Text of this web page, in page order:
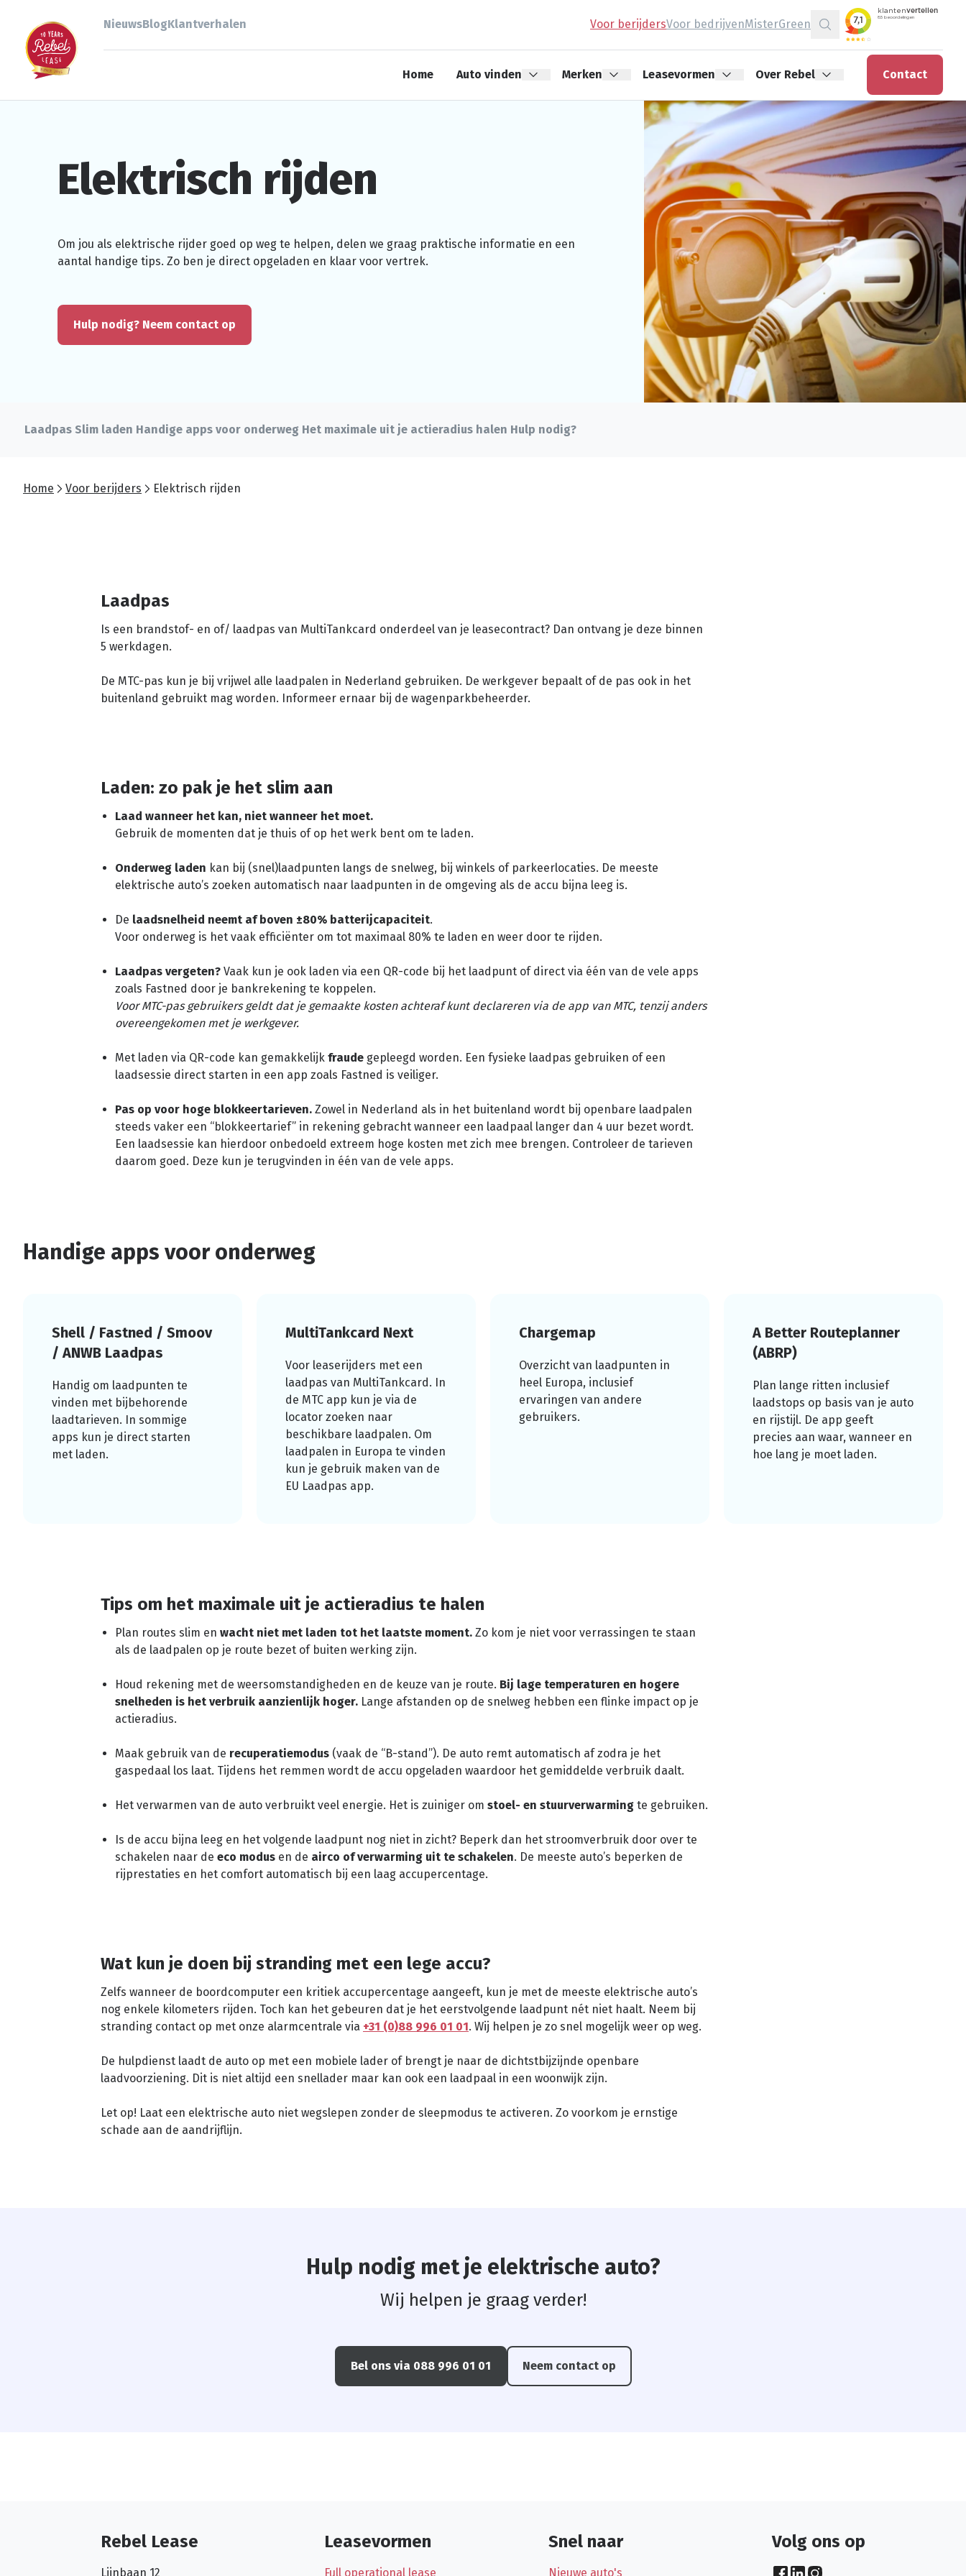
NieuwsBlogKlantverhalen Voor berijdersVoor bedrijvenMisterGreen
Zoeken
Home Auto vinden Merken Leasevormen Over Rebel Contact
Elektrisch rijden
Om jou als elektrische rijder goed op weg te helpen, delen we graag praktische informatie en een
aantal handige tips. Zo ben je direct opgeladen en klaar voor vertrek.
Hulp nodig? Neem contact op
Laadpas Slim laden Handige apps voor onderweg Het maximale uit je actieradius halen Hulp nodig?
Home Voor berijders Elektrisch rijden
Laadpas
Is een brandstof- en of/ laadpas van MultiTankcard onderdeel van je leasecontract? Dan ontvang je deze binnen
5 werkdagen.
De MTC-pas kun je bij vrijwel alle laadpalen in Nederland gebruiken. De werkgever bepaalt of de pas ook in het
buitenland gebruikt mag worden. Informeer ernaar bij de wagenparkbeheerder.
Laden: zo pak je het slim aan
Laad wanneer het kan, niet wanneer het moet.
Gebruik de momenten dat je thuis of op het werk bent om te laden.
Onderweg laden kan bij (snel)laadpunten langs de snelweg, bij winkels of parkeerlocaties. De meeste
elektrische auto’s zoeken automatisch naar laadpunten in de omgeving als de accu bijna leeg is.
De laadsnelheid neemt af boven ±80% batterijcapaciteit.
Voor onderweg is het vaak efficiënter om tot maximaal 80% te laden en weer door te rijden.
Laadpas vergeten? Vaak kun je ook laden via een QR-code bij het laadpunt of direct via één van de vele apps
zoals Fastned door je bankrekening te koppelen.
Voor MTC-pas gebruikers geldt dat je gemaakte kosten achteraf kunt declareren via de app van MTC, tenzij anders
overeengekomen met je werkgever.
Met laden via QR-code kan gemakkelijk fraude gepleegd worden. Een fysieke laadpas gebruiken of een
laadsessie direct starten in een app zoals Fastned is veiliger.
Pas op voor hoge blokkeertarieven. Zowel in Nederland als in het buitenland wordt bij openbare laadpalen
steeds vaker een “blokkeertarief” in rekening gebracht wanneer een laadpaal langer dan 4 uur bezet wordt.
Een laadsessie kan hierdoor onbedoeld extreem hoge kosten met zich mee brengen. Controleer de tarieven
daarom goed. Deze kun je terugvinden in één van de vele apps.
Handige apps voor onderweg
Shell / Fastned / Smoov
/ ANWB Laadpas
Handig om laadpunten te
vinden met bijbehorende
laadtarieven. In sommige
apps kun je direct starten
met laden.
MultiTankcard Next
Voor leaserijders met een
laadpas van MultiTankcard. In
de MTC app kun je via de
locator zoeken naar
beschikbare laadpalen. Om
laadpalen in Europa te vinden
kun je gebruik maken van de
EU Laadpas app.
Chargemap
Overzicht van laadpunten in
heel Europa, inclusief
ervaringen van andere
gebruikers.
A Better Routeplanner
(ABRP)
Plan lange ritten inclusief
laadstops op basis van je auto
en rijstijl. De app geeft
precies aan waar, wanneer en
hoe lang je moet laden.
Tips om het maximale uit je actieradius te halen
Plan routes slim en wacht niet met laden tot het laatste moment. Zo kom je niet voor verrassingen te staan
als de laadpalen op je route bezet of buiten werking zijn.
Houd rekening met de weersomstandigheden en de keuze van je route. Bij lage temperaturen en hogere
snelheden is het verbruik aanzienlijk hoger. Lange afstanden op de snelweg hebben een flinke impact op je
actieradius.
Maak gebruik van de recuperatiemodus (vaak de “B-stand”). De auto remt automatisch af zodra je het
gaspedaal los laat. Tijdens het remmen wordt de accu opgeladen waardoor het gemiddelde verbruik daalt.
Het verwarmen van de auto verbruikt veel energie. Het is zuiniger om stoel- en stuurverwarming te gebruiken.
Is de accu bijna leeg en het volgende laadpunt nog niet in zicht? Beperk dan het stroomverbruik door over te
schakelen naar de eco modus en de airco of verwarming uit te schakelen. De meeste auto’s beperken de
rijprestaties en het comfort automatisch bij een laag accupercentage.
Wat kun je doen bij stranding met een lege accu?
Zelfs wanneer de boordcomputer een kritiek accupercentage aangeeft, kun je met de meeste elektrische auto’s
nog enkele kilometers rijden. Toch kan het gebeuren dat je het eerstvolgende laadpunt nét niet haalt. Neem bij
stranding contact op met onze alarmcentrale via +31 (0)88 996 01 01. Wij helpen je zo snel mogelijk weer op weg.
De hulpdienst laadt de auto op met een mobiele lader of brengt je naar de dichtstbijzijnde openbare
laadvoorziening. Dit is niet altijd een snellader maar kan ook een laadpaal in een woonwijk zijn.
Let op! Laat een elektrische auto niet wegslepen zonder de sleepmodus te activeren. Zo voorkom je ernstige
schade aan de aandrijflijn.
Hulp nodig met je elektrische auto?
Wij helpen je graag verder!
Bel ons via 088 996 01 01 Neem contact op
Rebel Lease
Lijnbaan 12
Leasevormen
Full operational lease
Snel naar
Nieuwe auto's
Volg ons op